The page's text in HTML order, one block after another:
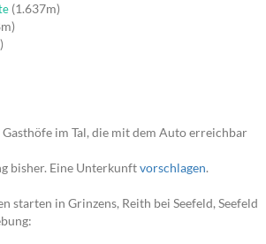
(1.637m)
im Tal, die mit dem Auto erreichbar
bisher. Eine Unterkunftvorschlagen.
starten in Grinzens, Reith bei Seefeld, Seefeld